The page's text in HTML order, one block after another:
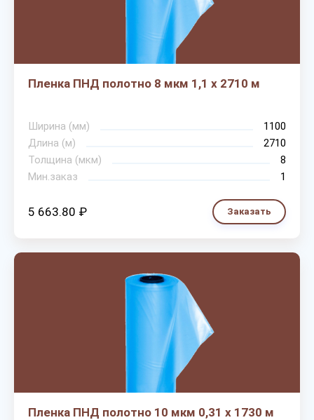
Пленка ПНД полотно 8 мкм 1,1 х 2710 м
Ширина (мм)
1100
Длина (м)
2710
Толщина (мкм)
8
Мин.заказ
1
5 663.80 ₽ Заказать
Пленка ПНД полотно 10 мкм 0,31 х 1730 м